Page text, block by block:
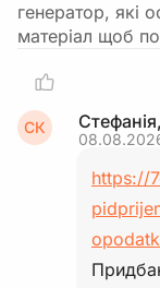
генератор, які
матеріал щоб
СК
https://